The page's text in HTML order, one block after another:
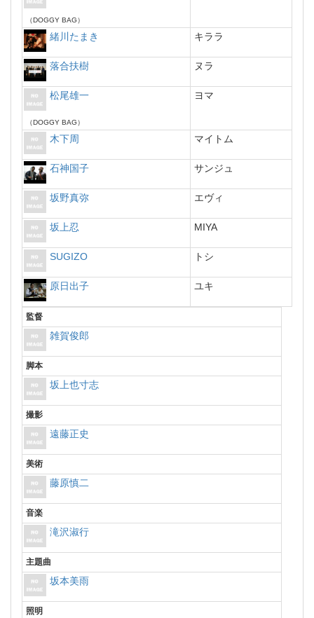
（DOGGY BAG）
緒川たまき キララ
落合扶樹 ヌラ
松尾雄一
（DOGGY BAG）
ヨマ
木下周 マイトム
石神国子 サンジュ
坂野真弥 エヴィ
坂上忍 MIYA
SUGIZO トシ
原日出子 ユキ
監督
雑賀俊郎
脚本
坂上也寸志
撮影
遠藤正史
美術
藤原慎二
音楽
滝沢淑行
主題曲
坂本美雨
照明